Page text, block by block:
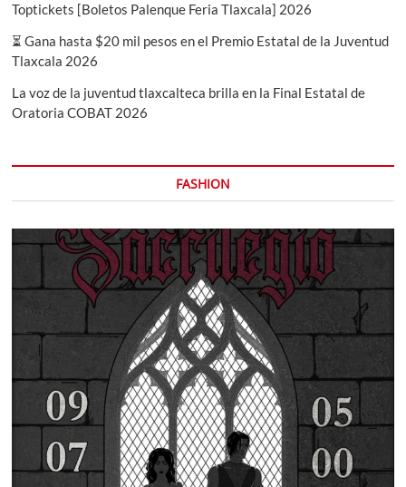
Toptickets [Boletos Palenque Feria Tlaxcala] 2026
⏳ Gana hasta $20 mil pesos en el Premio Estatal de la Juventud
Tlaxcala 2026
La voz de la juventud tlaxcalteca brilla en la Final Estatal de
Oratoria COBAT 2026
FASHION